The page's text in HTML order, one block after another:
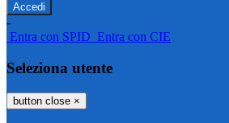
-
Entra con SPID Entra con CIE
Seleziona utente
button close ×